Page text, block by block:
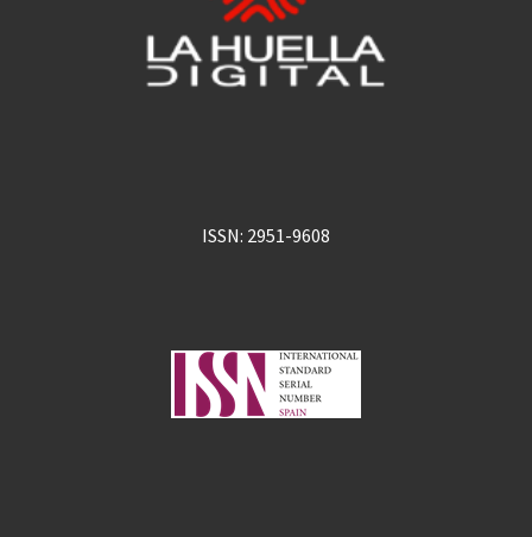
ISSN: 2951-9608